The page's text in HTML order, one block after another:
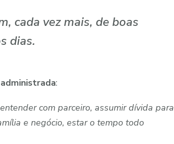
cada vez mais, de boas
dias.
:
com parceiro, assumir dívida para
e negócio, estar o tempo todo